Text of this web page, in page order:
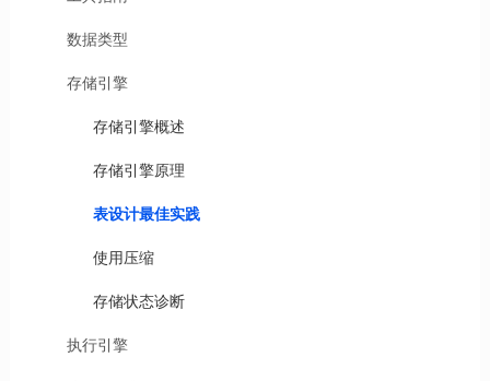
数据类型
存储引擎
存储引擎概述
存储引擎原理
表设计最佳实践
使用压缩
存储状态诊断
执行引擎